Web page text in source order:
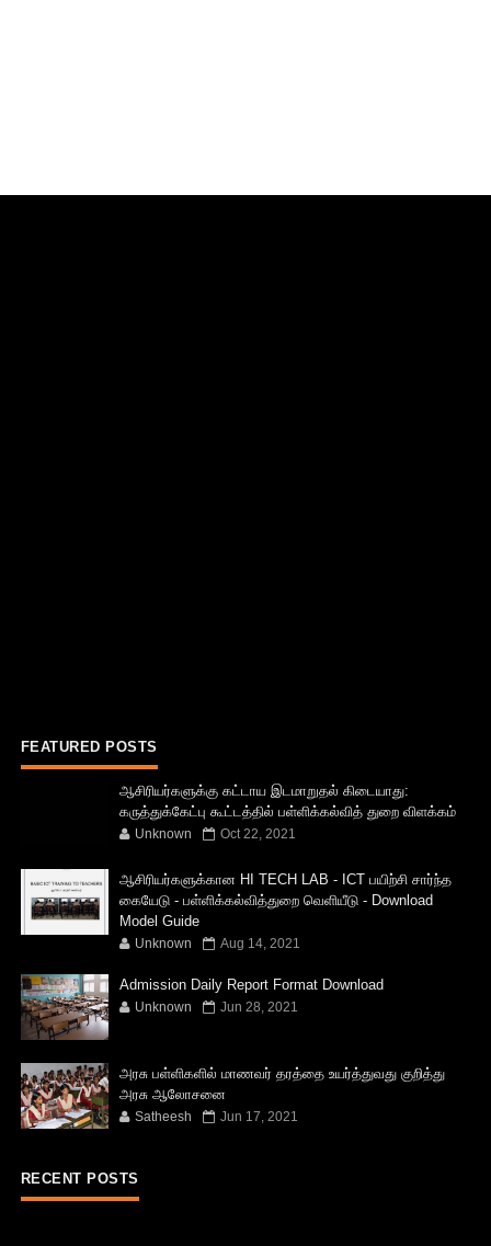
FEATURED POSTS
ஆசிரியர்களுக்கு கட்டாய இடமாறுதல் கிடையாது:
கருத்துக்கேட்பு கூட்டத்தில் பள்ளிக்கல்வித் துறை விளக்கம்
Unknown Oct 22, 2021
ஆசிரியர்களுக்கான HI TECH LAB - ICT பயிற்சி சார்ந்த
கையேடு - பள்ளிக்கல்வித்துறை வெளியீடு - Download
Model Guide
Unknown Aug 14, 2021
Admission Daily Report Format Download
Unknown Jun 28, 2021
அரசு பள்ளிகளில் மாணவர் தரத்தை உயர்த்துவது குறித்து
அரசு ஆலோசனை
Satheesh Jun 17, 2021
RECENT POSTS